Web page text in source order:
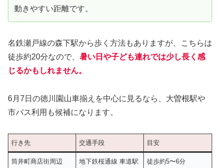
動きやすい距離です。
名鉄瀬戸線の森下駅から歩く方法もありますが、こちらは
徒歩約20分なので、 暑い日や子ども連れでは少し長く感
じるかもしれません。
6月7日の徳川園山車揃えを中心に見るなら、大曽根駅や
市バス利用も候補になります。
行き先 交通手段 目安
筒井町商店街周辺 地下鉄桜通線 車道駅 徒歩約5〜6分